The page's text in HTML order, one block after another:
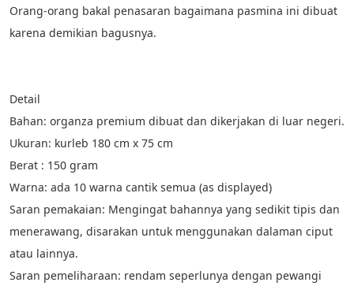
Orang-orang bakal penasaran bagaimana pasmina ini dibuat
karena demikian bagusnya.
Detail
Bahan: organza premium dibuat dan dikerjakan di luar negeri.
Ukuran: kurleb 180 cm x 75 cm
Berat : 150 gram
Warna: ada 10 warna cantik semua (as displayed)
Saran pemakaian: Mengingat bahannya yang sedikit tipis dan
menerawang, disarakan untuk menggunakan dalaman ciput
atau lainnya.
Saran pemeliharaan: rendam seperlunya dengan pewangi